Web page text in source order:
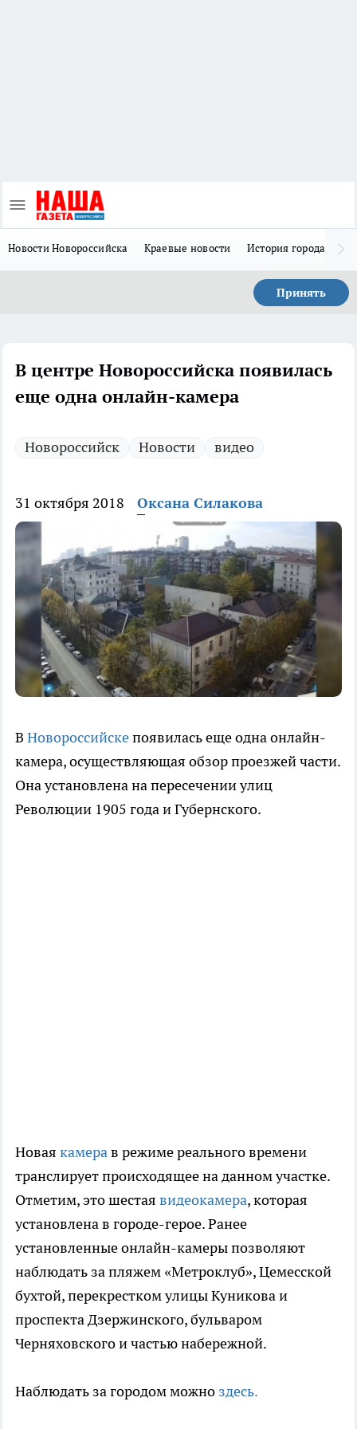
Новости Новороссийска Краевые новости История города Н
Принять
В центре Новороссийска появилась
еще одна онлайн-камера
Новороссийск Новости видео
31 октября 2018 Оксана Силакова
В Новороссийскепоявилась еще одна онлайн-
камера, осуществляющая обзор проезжей части.
Она установлена на пересечении улиц
Революции 1905 года и Губернского.
Новая камерав режиме реального времени
транслирует происходящее на данном участке.
Отметим, это шестая видеокамера, которая
установлена в городе-герое. Ранее
установленные онлайн-камеры позволяют
наблюдать за пляжем «Метроклуб», Цемесской
бухтой, перекрестком улицы Куникова и
проспекта Дзержинского, бульваром
Черняховского и частью набережной.
Наблюдать за городом можно здесь.